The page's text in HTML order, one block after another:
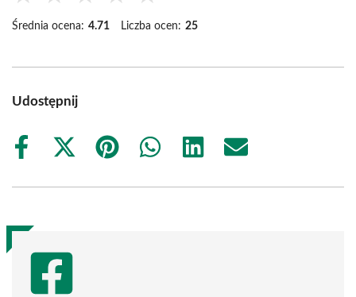
Średnia ocena: 4.71 Liczba ocen: 25
Udostępnij
Share
Share
(Twitter)
Share
Share
Share
Share